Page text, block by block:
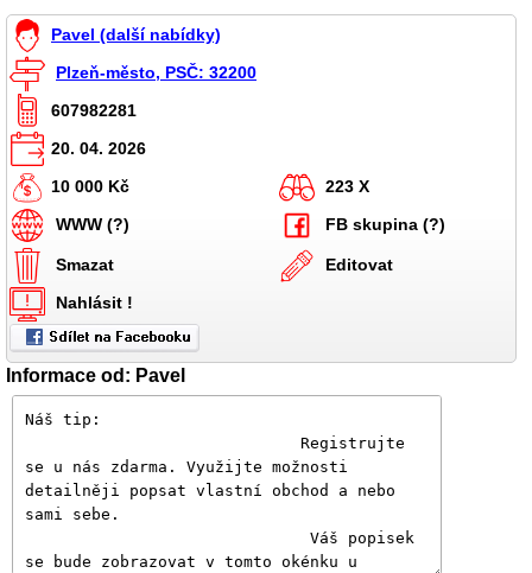
Pavel (další nabídky)
Plzeň-město, PSČ: 32200
607982281
20. 04. 2026
10 000 Kč
223 X
WWW (?)
FB skupina (?)
Smazat
Editovat
Nahlásit !
Informace od: Pavel